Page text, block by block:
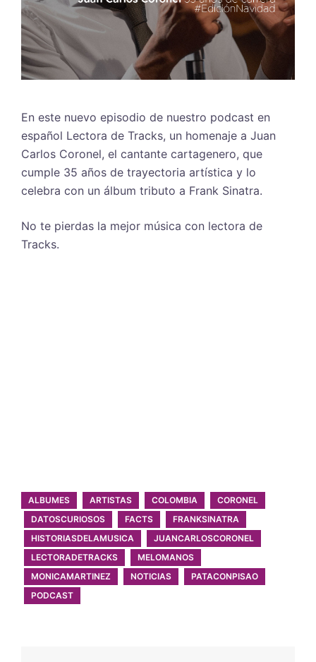
En este nuevo episodio de nuestro podcast en
español Lectora de Tracks, un homenaje a Juan
Carlos Coronel, el cantante cartagenero, que
cumple 35 años de trayectoria artística y lo
celebra con un álbum tributo a Frank Sinatra.
No te pierdas la mejor música con lectora de
Tracks.
ALBUMES ARTISTAS COLOMBIA
CORONEL
DATOSCURIOSOS
FACTS
FRANKSINATRA
HISTORIASDELAMUSICA
JUANCARLOSCORONEL
LECTORADETRACKS
MELOMANOS
MONICAMARTINEZ
NOTICIAS
PATACONPISAO
PODCAST